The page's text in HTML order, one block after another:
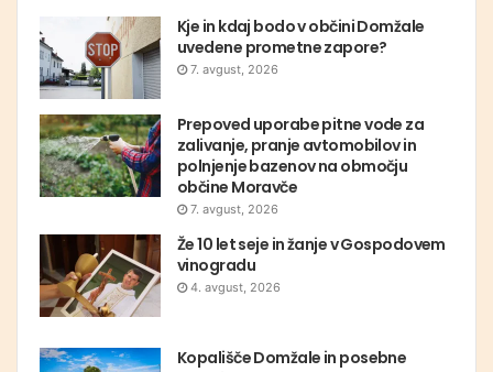
Kje in kdaj bodo v občini Domžale
uvedene prometne zapore?
7. avgust, 2026
Prepoved uporabe pitne vode za
zalivanje, pranje avtomobilov in
polnjenje bazenov na območju
občine Moravče
7. avgust, 2026
Že 10 let seje in žanje v Gospodovem
vinogradu
4. avgust, 2026
Kopališče Domžale in posebne